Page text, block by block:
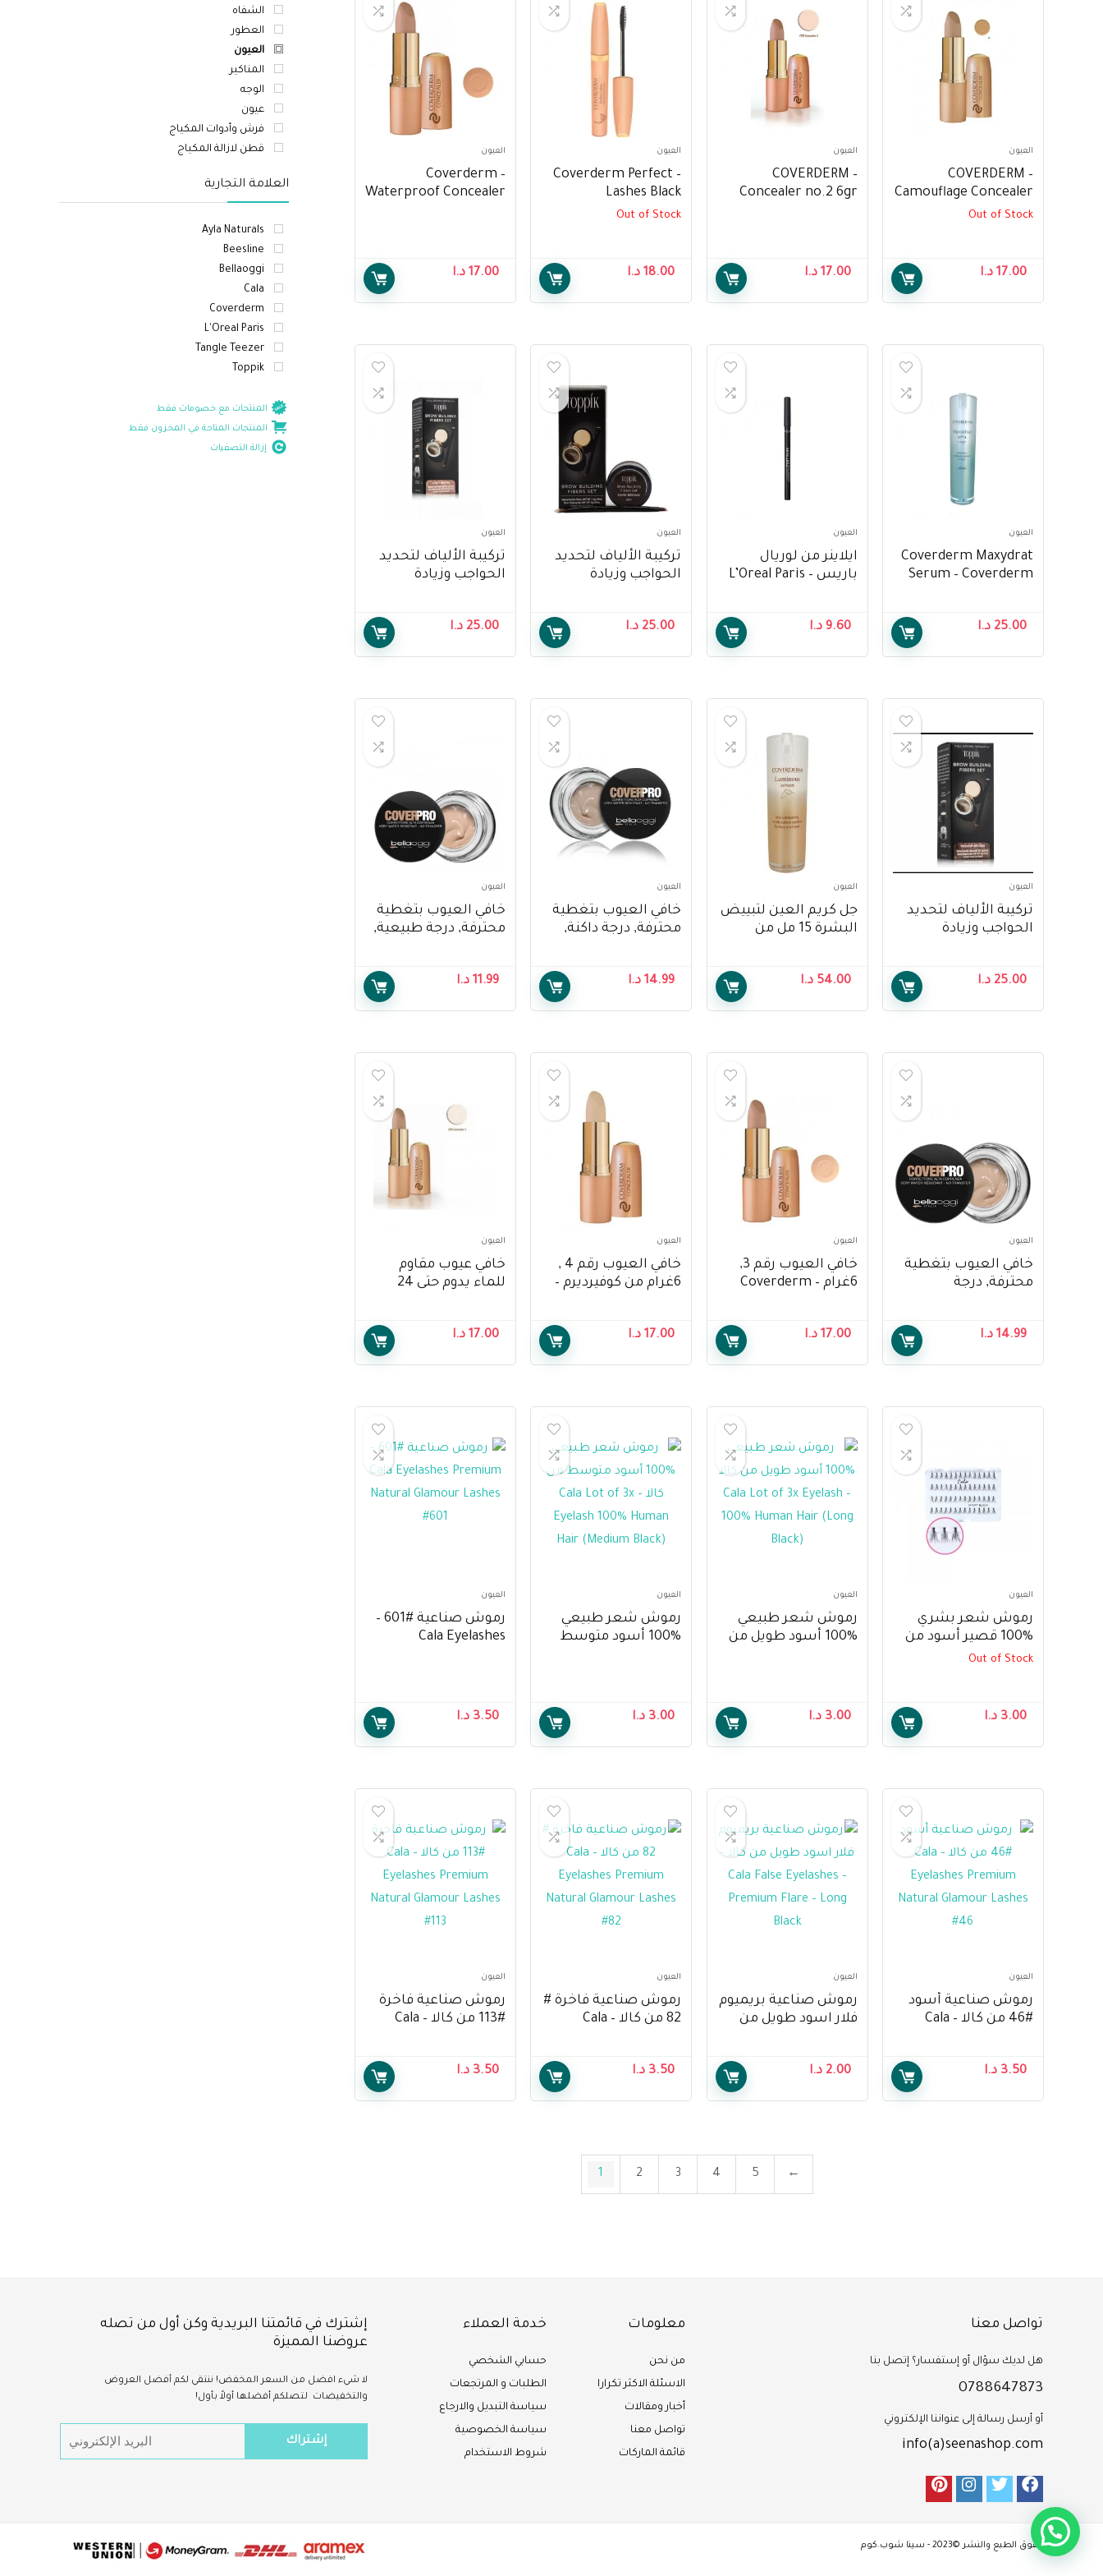
العيون
– COVERDERM
Camouflage Concealer
C 06 SPF30 6gr
Out of Stock
17.00 د.ا
العيون
– COVERDERM
Concealer no.2 6gr
17.00 د.ا
العيون
– Coverderm Perfect
Lashes Black
Out of Stock
18.00 د.ا
العيون
– Coverderm
Waterproof Concealer
17.00 د.ا
العيون
Coverderm Maxydrat
Serum – Coverderm
25.00 د.ا
العيون
ايلاينر من لوريال
باريس – L’Oreal Paris
9.60 د.ا
العيون
تركيبة الألياف لتحديد
الحواجب وزيادة
Toppik Brow Building
Fiber Set, Dark Brown,
25.00 د.ا
العيون
تركيبة الألياف لتحديد
الحواجب وزيادة
Toppik Brow Building
25.00 د.ا
العيون
تركيبة الألياف لتحديد
الحواجب وزيادة
Toppik Brow Building
Fiber Set, Medium
25.00 د.ا
العيون
جل كريم العين لتبييض
البشرة 15 مل من
Eye Cream Gel Skin
54.00 د.ا
العيون
خافي العيوب بتغطية
محترفة, درجة داكنة,
Cover Pro Warm
Tone, Number 303
14.99 د.ا
العيون
خافي العيوب بتغطية
محترفة, درجة طبيعية,
Concealer, Natural
Tone, Number 301
11.99 د.ا
العيون
خافي العيوب بتغطية
محترفة, درجة
Concealer, Cover Pro
14.99 د.ا
العيون
خافي العيوب رقم 3,
6غرام – Coverderm
17.00 د.ا
العيون
خافي العيوب رقم 4 ,
6غرام من كوفيرديرم –
17.00 د.ا
العيون
خافي عيوب مقاوم
للماء يدوم حتى 24
Waterproof Concealer
17.00 د.ا
العيون
رموش شعر بشري
%100 قصير أسود من
كالا – Cala Lot of 3xOut of Stock
3.00 د.ا
العيون
رموش شعر طبيعي
%100 أسود طويل من
3.00 د.ا
العيون
رموش شعر طبيعي
%100 أسود متوسط
3.00 د.ا
العيون
رموش صناعية #601 –
Cala Eyelashes
3.50 د.ا
العيون
رموش صناعية أسود
#46 من كالا – Cala
Lashes #46
3.50 د.ا
العيون
رموش صناعية بريميوم
فلار اسود طويل من
Flare – Long Black
2.00 د.ا
العيون
رموش صناعية فاخرة #
82 من كالا – Cala
Lashes #82
3.50 د.ا
العيون
رموش صناعية فاخرة
#113 من كالا – Cala
Lashes #113
3.50 د.ا
1 2 3 4 5 ←
الشفاه
العطور
العيون
المناكير
الوجه
عيون
فرش وأدوات المكياج
قطن لازالة المكياج
العلامة التجارية
Ayla Naturals
Beesline
Bellaoggi
Cala
Coverderm
L'Oreal Paris
Tangle Teezer
Toppik
المنتجات مع خصومات فقط
المنتجات المتاحة في المخزون فقط
إزالة التصفيات
تواصل معنا
هل لديك سؤال أو إستفسار؟ إتصل بنا
0788647873
أو أرسل رسالة إلى عنواننا الإلكتروني
info(a)seenashop.com
معلومات
من نحن
الاسئلة الاكثر تكرارا
أخبار ومقالات
تواصل معنا
قائمة الماركات
خدمة العملاء
حسابي الشخصي
الطلبات و المرتجعات
سياسة التبديل والارجاع
سياسة الخصوصية
شروط الاستخدام
إشترك في قائمتنا البريدية وكن أول من تصله
عروضنا المميزة
لا شيء افضل من السعر المخفض! ننتقي لكم أفضل العروض
والتخفيضات لتصلكم أفضلها أولاً بأول!
حقوق الطبع والنشر ©2023 - سينا شوب.كوم